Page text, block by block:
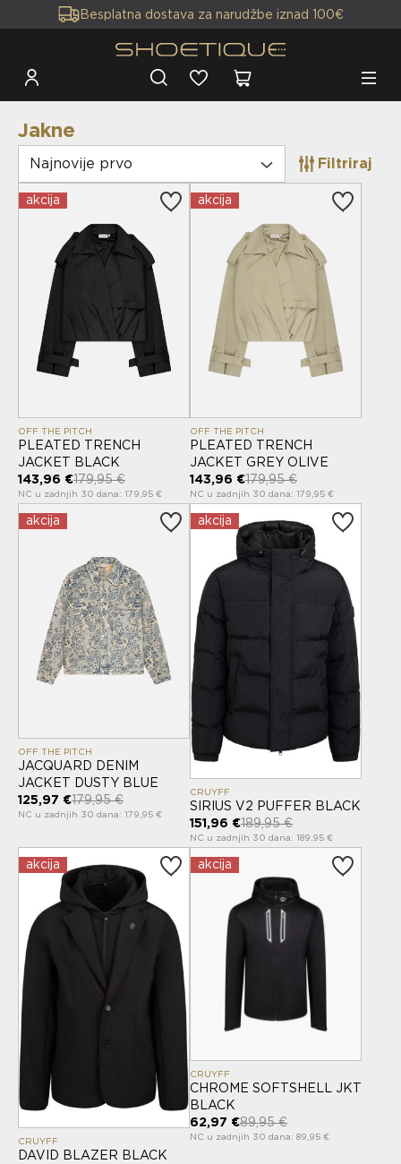
Besplatna dostava za narudžbe iznad 100€
Jakne
Najnovije prvo Filtriraj
akcija
OFF THE PITCH
PLEATED TRENCH
JACKET BLACK
143,96 €179,95 €
NC u zadnjih 30 dana: 179,95 €
akcija
OFF THE PITCH
PLEATED TRENCH
JACKET GREY OLIVE
143,96 €179,95 €
NC u zadnjih 30 dana: 179,95 €
akcija
OFF THE PITCH
JACQUARD DENIM
JACKET DUSTY BLUE
125,97 €179,95 €
NC u zadnjih 30 dana: 179,95 €
akcija
CRUYFF
SIRIUS V2 PUFFER BLACK
151,96 €189,95 €
NC u zadnjih 30 dana: 189,95 €
akcija
CRUYFF
DAVID BLAZER BLACK
akcija
CRUYFF
CHROME SOFTSHELL JKT
BLACK
62,97 €89,95 €
NC u zadnjih 30 dana: 89,95 €